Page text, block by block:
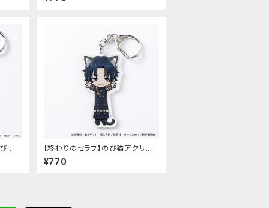
猫
宏）
【終わりのセラフ】のび猫アクリル
キーホルダー（一瀬グレン）
¥770